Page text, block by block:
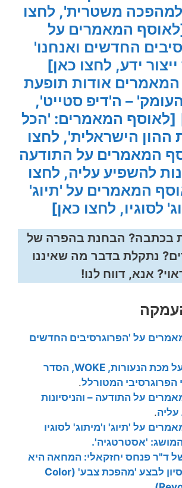
משטרית', לחצו
המאמרים על
החדשים ואנחנו'
ידע, לחצו כאן]
אודות תופעת
– ה'דיפ סטייט',
[לאוסף המאמרים: 'הכל
ההון הישראלית', לחצו
המאמרים על התודעה
להשפיע עליה, לחצו
המאמרים על 'תיוג'
לסוגיו, לחצו כאן]
בכתבה? הבחנת בהפרה של
נתקלת בדבר מה שאיננו
אנא, דווח לנו!
על 'הפרוגרסיבים החדשים
הרחבה על מכת הנעורות, WOKE, הסדר
הפרוגרסיבי המטורלל.
על התודעה – והניסיונות
.
על 'תיוג' ו'מיתוג' לסוגיו
'אסטרטגיה'.
ד"ר פנחס יחזקאלי: המחאה היא
בעצם ניסיון לבצע 'מהפכת צבע' (Color